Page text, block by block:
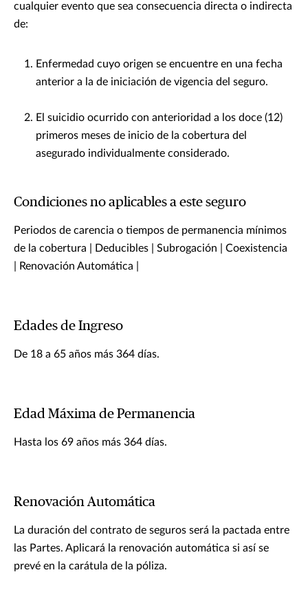
cualquier evento que sea consecuencia directa o indirecta
de:
Enfermedad cuyo origen se encuentre en una fecha
anterior a la de iniciación de vigencia del seguro.
El suicidio ocurrido con anterioridad a los doce (12)
primeros meses de inicio de la cobertura del
asegurado individualmente considerado.
Condiciones no aplicables a este seguro
Periodos de carencia o tiempos de permanencia mínimos
de la cobertura | Deducibles | Subrogación | Coexistencia
| Renovación Automática |
Edades de Ingreso
De 18 a 65 años más 364 días.
Edad Máxima de Permanencia
Hasta los 69 años más 364 días.
Renovación Automática
La duración del contrato de seguros será la pactada entre
las Partes. Aplicará la renovación automática si así se
prevé en la carátula de la póliza.